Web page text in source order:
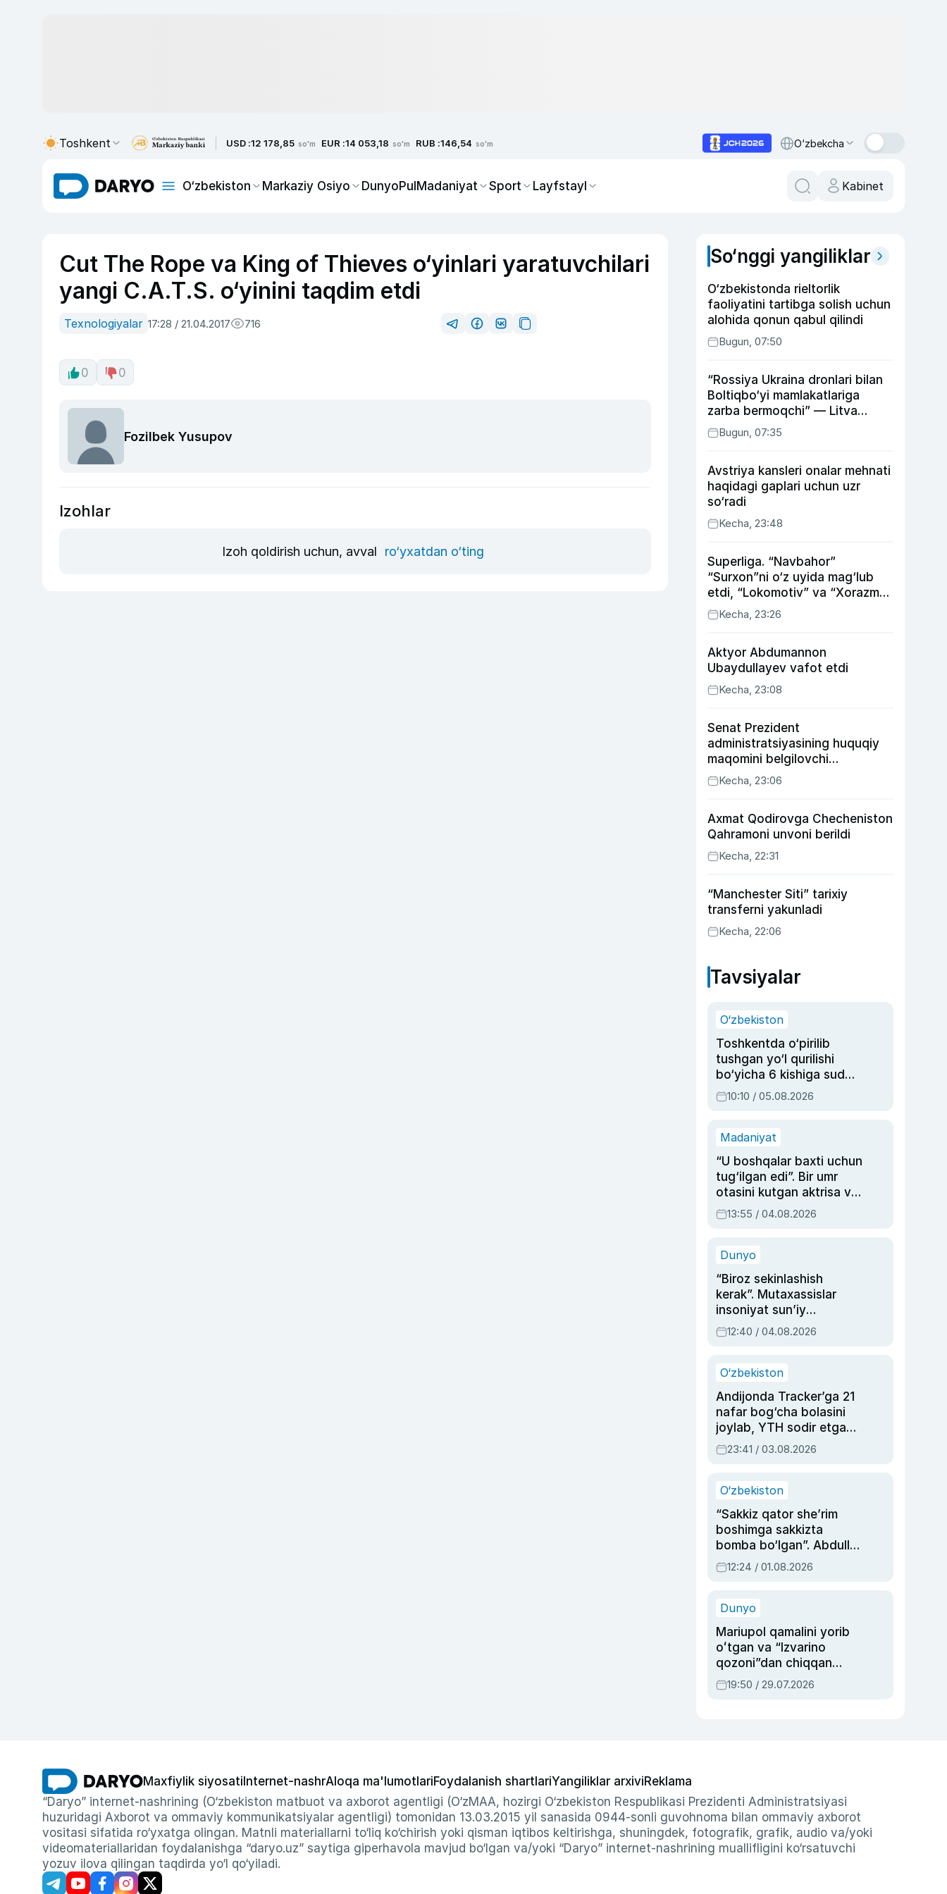
Toshkent USD :12 178,85 so'm EUR :14 053,18 so'm RUB :146,54 so'm O‘zbekcha
O‘zbekiston Markaziy Osiyo DunyoPulMadaniyat Sport Layfstayl Kabinet
Cut The Rope va King of Thieves o‘yinlari yaratuvchilari
yangi C.A.T.S. o‘yinini taqdim etdi
Texnologiyalar 17:28 / 21.04.2017 716
0 0
Fozilbek Yusupov
Izohlar
Izoh qoldirish uchun, avval ro‘yxatdan o‘ting
So‘nggi yangiliklar
O‘zbekistonda rieltorlik
faoliyatini tartibga solish uchun
alohida qonun qabul qilindi
Bugun, 07:50
“Rossiya Ukraina dronlari bilan
Boltiqbo‘yi mamlakatlariga
zarba bermoqchi” — Litva
mudofaa vaziri
Bugun, 07:35
Avstriya kansleri onalar mehnati
haqidagi gaplari uchun uzr
so‘radi
Kecha, 23:48
Superliga. “Navbahor”
“Surxon”ni o‘z uyida mag‘lub
etdi, “Lokomotiv” va “Xorazm”
uyda g‘alaba qozondi
Kecha, 23:26
Aktyor Abdu­mannon
Ubaydullayev vafot etdi
Kecha, 23:08
Senat Prezident
administratsiyasining huquqiy
maqomini belgilovchi
konstitutsiyaviy qonunni
ma’qulladi
Kecha, 23:06
Axmat Qodirovga Checheniston
Qahramoni unvoni berildi
Kecha, 22:31
“Manchester Siti” tarixiy
transferni yakunladi
Kecha, 22:06
Tavsiyalar
O‘zbekiston
Toshkentda o‘pirilib
tushgan yo‘l qurilishi
bo‘yicha 6 kishiga sud
hukmi o‘qildi
10:10 / 05.08.2026
Madaniyat
“U boshqalar baxti uchun
tug‘ilgan edi”. Bir umr
otasini kutgan aktrisa va
dublyaj ustasi Rimma
Ahmedovaning
13:55 / 04.08.2026
Dunyo
“Biroz sekinlashish
kerak”. Mutaxassislar
insoniyat sun’iy
intellektni boshqara
olmay qolishidan xavotir
12:40 / 04.08.2026
O‘zbekiston
Andijonda Tracker’ga 21
nafar bog‘cha bolasini
joylab, YTH sodir etgan
ayolga sud hukmi o‘qildi
23:41 / 03.08.2026
O‘zbekiston
“Sakkiz qator she’rim
boshimga sakkizta
bomba bo‘lgan”. Abdulla
Oripovni siyosiy
ayblovlardan asrab
12:24 / 01.08.2026
Dunyo
Mariupol qamalini yorib
oʻtgan va “Izvarino
qozoni”dan chiqqan
qahramon — Ukraina
armiyasi bosh
19:50 / 29.07.2026
Maxfiylik siyosati Internet-nashrAloqa ma'lumotlariFoydalanish shartlariYangiliklar arxiviReklama
“Daryo” internet-nashrining (O‘zbekiston matbuot va axborot agentligi (O‘zMAA, hozirgi O‘zbekiston Respublikasi Prezidenti Administratsiyasi
huzuridagi Axborot va ommaviy kommunikatsiyalar agentligi) tomonidan 13.03.2015 yil sanasida 0944-sonli guvohnoma bilan ommaviy axborot
vositasi sifatida ro‘yxatga olingan. Matnli materiallarni to‘liq ko‘chirish yoki qisman iqtibos keltirishga, shuningdek, fotografik, grafik, audio va/yoki
videomateriallaridan foydalanishga “daryo.uz” saytiga giperhavola mavjud bo‘lgan va/yoki “Daryo” internet-nashrining muallifligini ko‘rsatuvchi
yozuv ilova qilingan taqdirda yo‘l qo‘yiladi.